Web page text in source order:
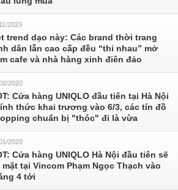
2023
trend dạo này: Các brand thời trang
dân lẫn cao cấp đều “thi nhau” mở
cafe và nhà hàng xinh điên đảo
2020
Cửa hàng UNIQLO đầu tiên tại Hà Nội
thức khai trương vào 6/3, các tín đồ
chuẩn bị "thóc" đi là vừa
2020
Cửa hàng UNIQLO Hà Nội đầu tiên sẽ
mặt tại Vincom Phạm Ngọc Thạch vào
4 tới